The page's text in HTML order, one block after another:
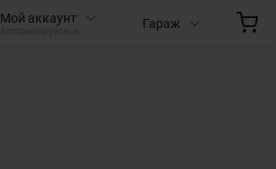
Мой аккаунт Гараж